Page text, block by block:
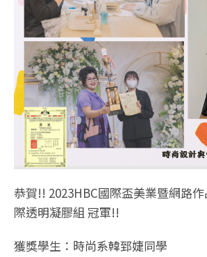
恭賀!! 2023HBC國際盃美業暨網路
際透明凝膠組 冠軍!!
獲獎學生：時尚系韓郅婕同學